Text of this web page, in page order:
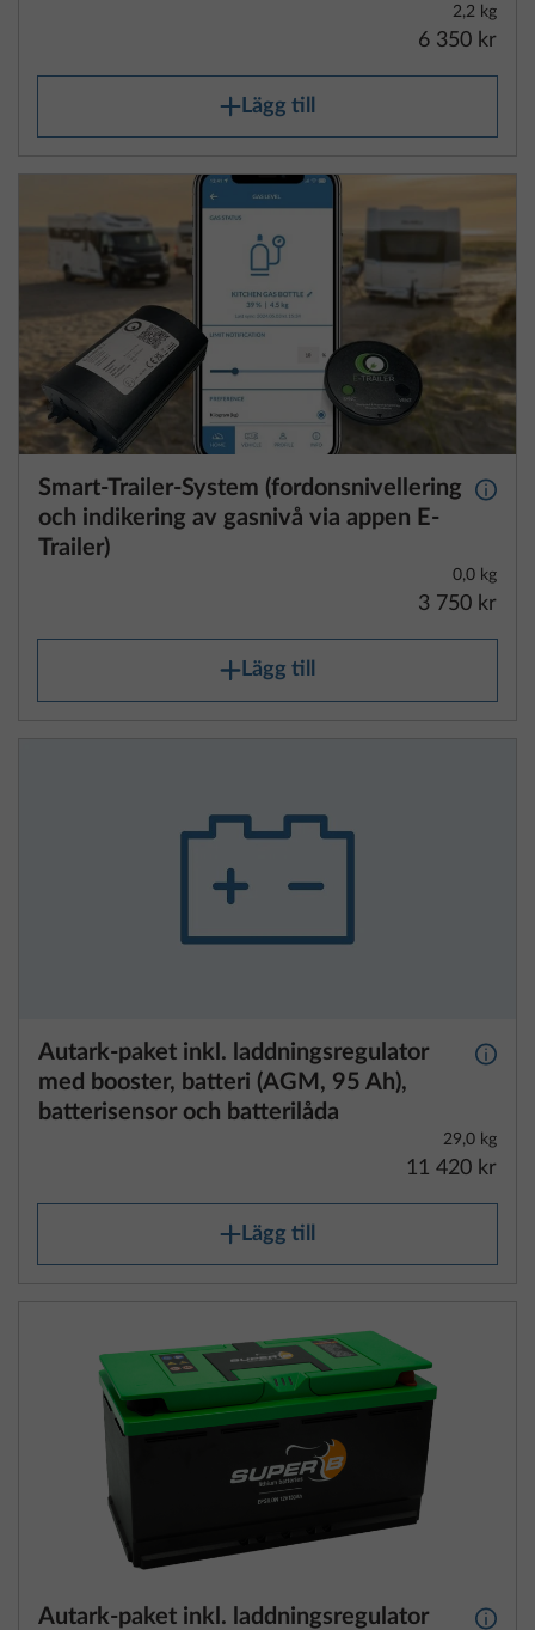
2,2 kg
6 350 kr
Lägg till
Smart-Trailer-System (fordonsnivellering
och indikering av gasnivå via appen E-
Trailer)
Mer
0,0 kg
3 750 kr
Lägg till
Autark-paket inkl. laddningsregulator
med booster, batteri (AGM, 95 Ah),
batterisensor och batterilåda
Mer
29,0 kg
11 420 kr
Lägg till
Autark-paket inkl. laddningsregulator
Mer